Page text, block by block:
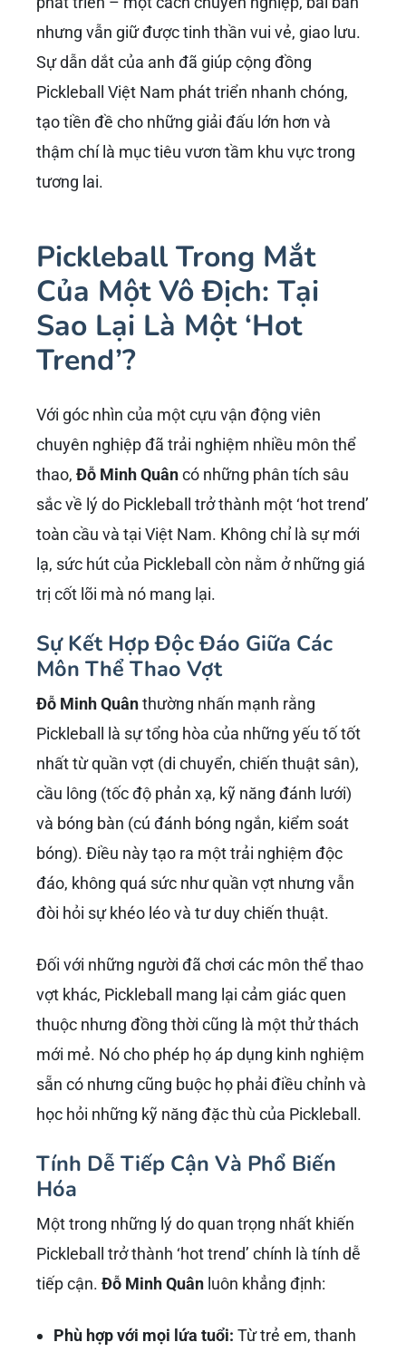
Tầm Ảnh Hưởng Của Đỗ Minh
Quân Đến Pickleball Việt Nam
Năm 2026
Tính đến năm 2026, nhờ những nỗ lực không
ngừng nghỉ của
Đỗ Minh Quân
và những người
cộng sự, Pickleball Việt Nam đã có những
bước tiến đáng kể. Từ một môn thể thao ít
được biết đến, giờ đây Pickleball đã trở thành
lựa chọn phổ biến tại nhiều sân vận động,
trung tâm thể thao và khu dân cư. Phong trào
này không chỉ thu hút những người yêu thích
thể thao mà còn cả những người muốn tìm
kiếm một hình thức vận động mới lạ, phù hợp
với mọi lứa tuổi.
Anh không chỉ mang Pickleball đến Việt Nam
mà còn định hình cách thức môn thể thao này
phát triển – một cách chuyên nghiệp, bài bản
nhưng vẫn giữ được tinh thần vui vẻ, giao lưu.
Sự dẫn dắt của anh đã giúp cộng đồng
Pickleball Việt Nam phát triển nhanh chóng,
tạo tiền đề cho những giải đấu lớn hơn và
thậm chí là mục tiêu vươn tầm khu vực trong